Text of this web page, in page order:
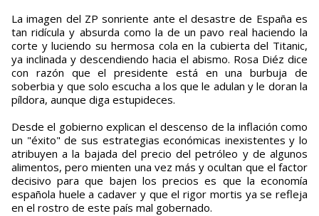
La imagen del ZP sonriente ante el desastre de España es
tan ridícula y absurda como la de un pavo real haciendo la
corte y luciendo su hermosa cola en la cubierta del Titanic,
ya inclinada y descendiendo hacia el abismo. Rosa Diéz dice
con razón que el presidente está en una burbuja de
soberbia y que solo escucha a los que le adulan y le doran la
píldora, aunque diga estupideces.
Desde el gobierno explican el descenso de la inflación como
un "éxito" de sus estrategias económicas inexistentes y lo
atribuyen a la bajada del precio del petróleo y de algunos
alimentos, pero mienten una vez más y ocultan que el factor
decisivo para que bajen los precios es que la economía
española huele a cadaver y que el rigor mortis ya se refleja
en el rostro de este país mal gobernado.